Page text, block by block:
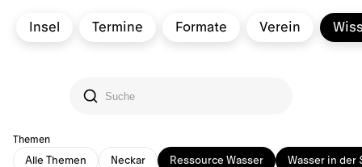
Insel Termine Formate Verein
Themen
Alle Themen Neckar Ressource Wasser Wasser in der